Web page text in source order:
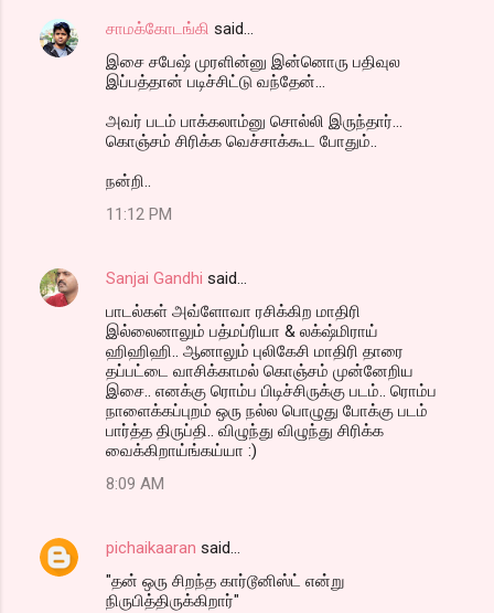
சாமக்கோடங்கி said…
இசை சபேஷ் முரளின்னு இன்னொரு பதிவுல
இப்பத்தான் படிச்சிட்டு வந்தேன்...
அவர் படம் பாக்கலாம்னு சொல்லி இருந்தார்...
கொஞ்சம் சிரிக்க வெச்சாக்கூட போதும்..
நன்றி..
11:12 PM
Sanjai Gandhi said…
பாடல்கள் அவ்ளோவா ரசிக்கிற மாதிரி
இல்லைனாலும் பத்மப்ரியா & லக்‌ஷ்மிராய்
ஹிஹிஹி.. ஆனாலும் புலிகேசி மாதிரி தாரை
தப்பட்டை வாசிக்காமல் கொஞ்சம் முன்னேறிய
இசை.. எனக்கு ரொம்ப பிடிச்சிருக்கு படம்.. ரொம்ப
நாளைக்கப்புறம் ஒரு நல்ல பொழுது போக்கு படம்
பார்த்த திருப்தி.. விழுந்து விழுந்து சிரிக்க
வைக்கிறாய்ங்கய்யா :)
8:09 AM
pichaikaaran said…
"தன் ஒரு சிறந்த கார்டூனிஸ்ட் என்று
நிருபித்திருக்கிறார்"